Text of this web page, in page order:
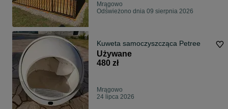
Mrągowo
Odświeżono dnia 09 sierpnia 2026
Kuweta samoczyszcząca Petree
Używane
480 zł
Mrągowo
24 lipca 2026